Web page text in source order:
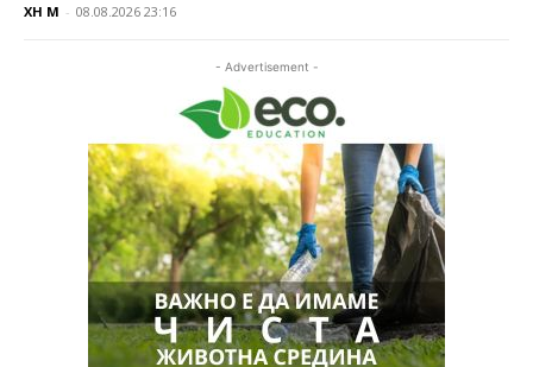
XH M - 08.08.2026 23:16
- Advertisement -